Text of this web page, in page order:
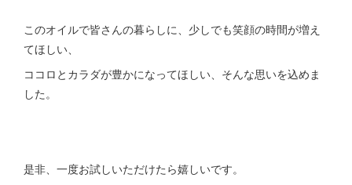
このオイルで皆さんの暮らしに、少しでも笑顔の時間が増え
てほしい、
ココロとカラダが豊かになってほしい、そんな思いを込めま
した。
是非、一度お試しいただけたら嬉しいです。